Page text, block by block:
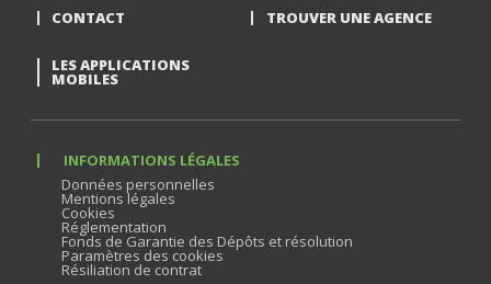
CONTACT TROUVER UNE AGENCE
LES APPLICATIONS
MOBILES
INFORMATIONS LÉGALES
Données personnelles
Mentions légales
Cookies
Réglementation
Fonds de Garantie des Dépôts et résolution
Paramètres des cookies
Résiliation de contrat